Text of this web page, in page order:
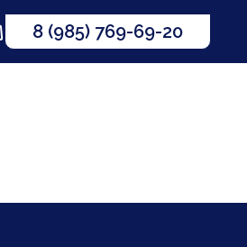
8 (985) 769-69-20